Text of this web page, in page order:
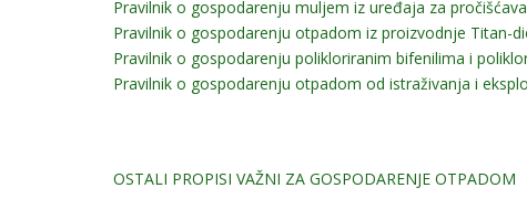
Pravilnik o gospodarenju muljem iz uređaja za
Pravilnik o gospodarenju otpadom iz proizvodnje Titan-
Pravilnik o gospodarenju polikloriranim bifenilima i
Pravilnik o gospodarenju otpadom od istraživanja i
OSTALI PROPISI VAŽNI ZA GOSPODARENJE OTPADOM